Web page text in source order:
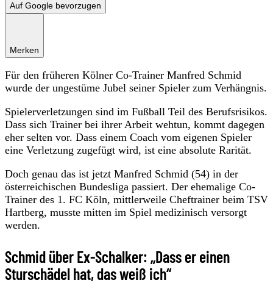
Auf Google bevorzugen
Merken
Für den früheren Kölner Co-Trainer Manfred Schmid
wurde der ungestüme Jubel seiner Spieler zum Verhängnis.
Spielerverletzungen sind im Fußball Teil des Berufsrisikos.
Dass sich Trainer bei ihrer Arbeit wehtun, kommt dagegen
eher selten vor. Dass einem Coach vom eigenen Spieler
eine Verletzung zugefügt wird, ist eine absolute Rarität.
Doch genau das ist jetzt Manfred Schmid (54) in der
österreichischen Bundesliga passiert. Der ehemalige Co-
Trainer des 1. FC Köln, mittlerweile Cheftrainer beim TSV
Hartberg, musste mitten im Spiel medizinisch versorgt
werden.
Schmid über Ex-Schalker: „Dass er einen
Sturschädel hat, das weiß ich“